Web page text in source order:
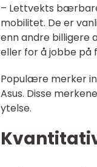
– Lettvekts
mobilitet. De er
enn andre billigere
eller for å jobbe på
Populære merker
Asus. Disse
ytelse.